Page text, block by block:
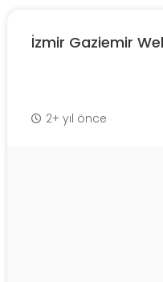
İzmir Gaziemir
2+ yıl önce